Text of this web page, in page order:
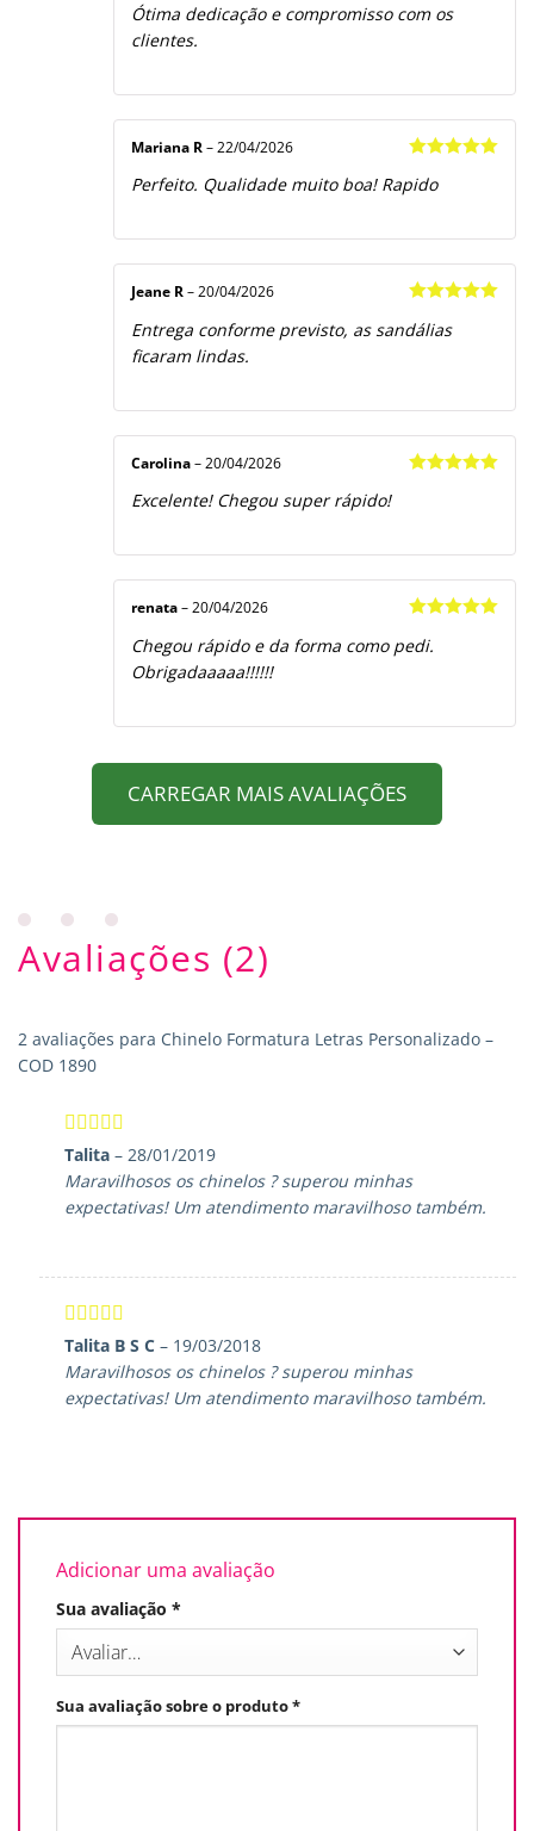
de 5
Ótima dedicação e compromisso com os
clientes.
de 5
Mariana R – 22/04/2026
Perfeito. Qualidade muito boa! Rapido
de 5
Jeane R – 20/04/2026
Entrega conforme previsto, as sandálias
ficaram lindas.
Carolina – 20/04/2026
Excelente! Chegou super rápido!
de 5
renata – 20/04/2026
Chegou rápido e da forma como pedi.
Obrigadaaaaa!!!!!!
CARREGAR MAIS AVALIAÇÕES
Avaliações (2)
2 avaliações para Chinelo Formatura Letras Personalizado –
COD 1890
Avaliação5
Talita– 28/01/2019
Maravilhosos os chinelos ? superou minhas
expectativas! Um atendimento maravilhoso também.
Avaliação5
Talita B S C– 19/03/2018
Maravilhosos os chinelos ? superou minhas
expectativas! Um atendimento maravilhoso também.
Adicionar uma avaliação
Sua avaliação *
Sua avaliação sobre o produto*